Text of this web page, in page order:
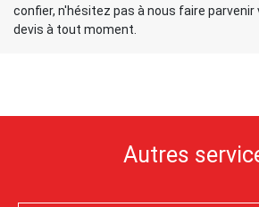
confier, n'hésitez pas à nous faire parvenir
devis à tout moment.
Autres